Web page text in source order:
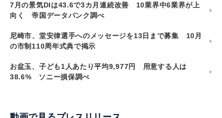
7月の景気DIは43.6で3カ月連続改善 10業界中6業界が上
向く 帝国データバンク調べ
尼崎市、堂安律選手へのメッセージを13日まで募集 10月
の市制110周年式典で掲示
お盆玉、子ども1人あたり平均9,977円 用意する人は
38.6% ソニー損保調べ